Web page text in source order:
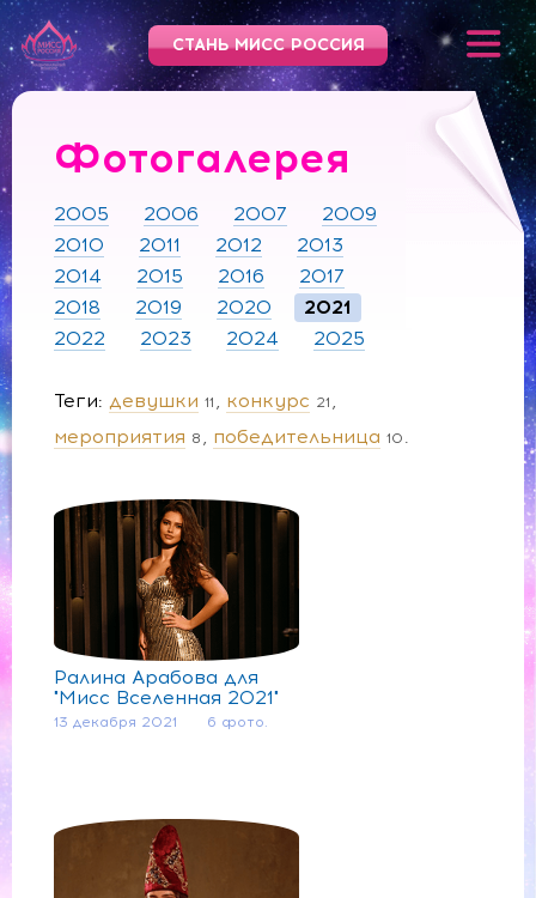
СТАНЬ МИСС РОССИЯ
Фотогалерея
2005 2006 2007
2009
2010
2011 2012
2013
2014
2015 2016
2017
2018
2019 2020
2021
2022
2023 2024 2025
Теги девушки 11 конкурс 21
мероприятия 8 победительница 10
Ралина Арабова для
"Мисс Вселенная 2021"
13 декабря 2021 6 фото.